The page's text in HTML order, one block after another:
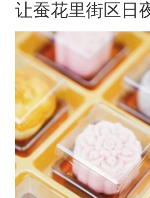
让蚕花里街区日